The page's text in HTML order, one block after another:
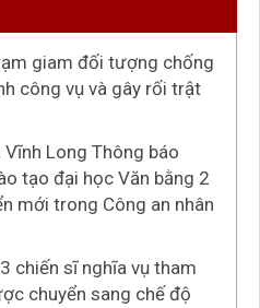
giam đối tượng chống
công vụ và gây rối trật
Vĩnh Long Thông báo
tạo đại học Văn bằng 2
mới trong Công an nhân
chiến sĩ nghĩa vụ tham
chuyển sang chế độ